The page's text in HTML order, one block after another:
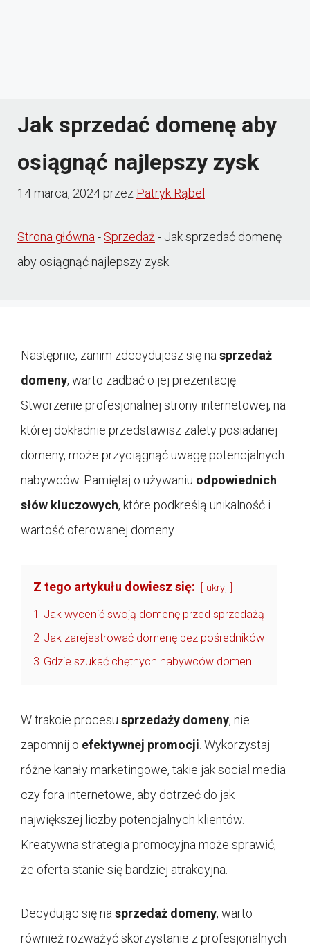
Jak sprzedać domenę aby
osiągnąć najlepszy zysk
14 marca, 2024przez Patryk Rąbel
Strona główna- Sprzedaż- Jak sprzedać domenę
aby osiągnąć najlepszy zysk
Następnie, zanim zdecydujesz się na sprzedaż
domeny, warto zadbać o jej prezentację.
Stworzenie profesjonalnej strony internetowej, na
której dokładnie przedstawisz zalety posiadanej
domeny, może przyciągnąć uwagę potencjalnych
nabywców. Pamiętaj o używaniu odpowiednich
słów kluczowych, które podkreślą unikalność i
wartość oferowanej domeny.
Z tego artykułu dowiesz się: ukryj
1 Jak wycenić swoją domenę przed sprzedażą
2 Jak zarejestrować domenę bez pośredników
3 Gdzie szukać chętnych nabywców domen
W trakcie procesu sprzedaży domeny, nie
zapomnij o efektywnej promocji . Wykorzystaj
różne kanały marketingowe, takie jak social media
czy fora internetowe, aby dotrzeć do jak
największej liczby potencjalnych klientów.
Kreatywna strategia promocyjna może sprawić,
że oferta stanie się bardziej atrakcyjna.
Decydując się na sprzedaż domeny, warto
również rozważyć skorzystanie z profesjonalnych